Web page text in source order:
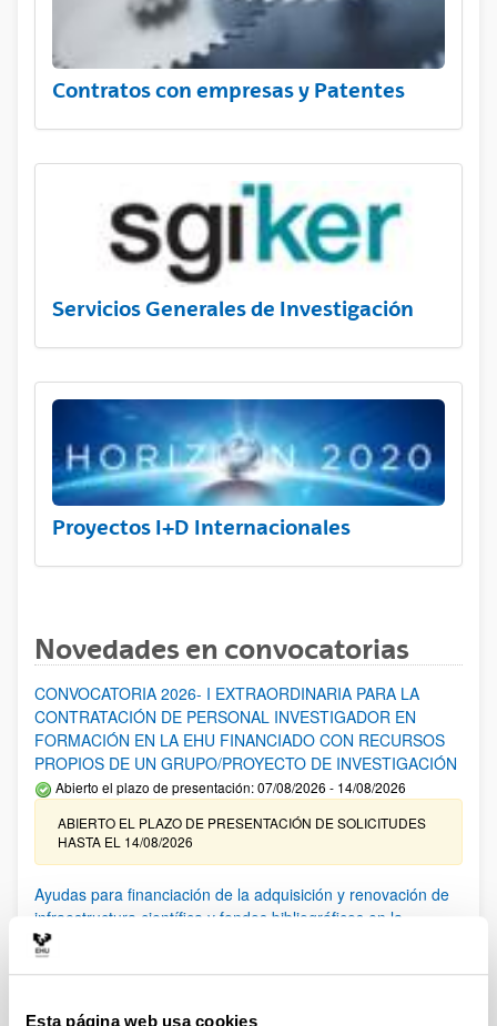
Esta página web usa cookies
Contratos con empresas y Patentes
Servicios Generales de Investigación
Proyectos I+D Internacionales
Novedades en convocatorias
CONVOCATORIA 2026- I EXTRAORDINARIA PARA LA
CONTRATACIÓN DE PERSONAL INVESTIGADOR EN
FORMACIÓN EN LA EHU FINANCIADO CON RECURSOS
PROPIOS DE UN GRUPO/PROYECTO DE INVESTIGACIÓN
Abierto el plazo de presentación: 07/08/2026 - 14/08/2026
ABIERTO EL PLAZO DE PRESENTACIÓN DE SOLICITUDES
HASTA EL 14/08/2026
Ayudas para financiación de la adquisición y renovación de
infraestructura científica y fondos bibliográficos en la
UPV/EHU 2026
solicitudes admitidas y excluidas. 23/03/2026: Relación